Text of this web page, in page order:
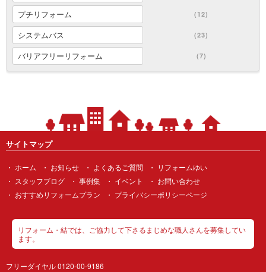
プチリフォーム (12)
システムバス (23)
バリアフリーリフォーム (7)
サイトマップ
ホーム お知らせ よくあるご質問
リフォームゆい
スタッフブログ
事例集 イベント
お問い合わせ
おすすめリフォームプラン
プライバシーポリシーページ
リフォーム・結では、ご協力して下さるまじめな職人さんを募集してい
ます。
フリーダイヤル 0120-00-9186